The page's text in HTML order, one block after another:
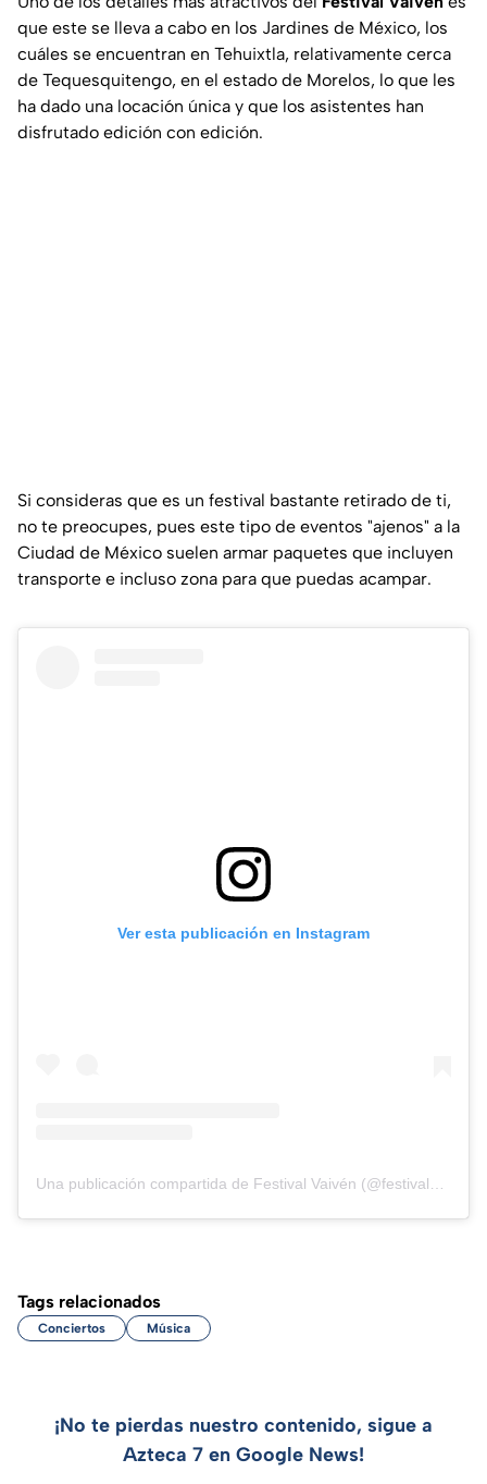
que este se lleva a cabo en los Jardines de México, los
cuáles se encuentran en Tehuixtla, relativamente cerca
de Tequesquitengo, en el estado de Morelos, lo que les
ha dado una locación única y que los asistentes han
disfrutado edición con edición.
Si consideras que es un festival bastante retirado de ti,
no te preocupes, pues este tipo de eventos "ajenos" a la
Ciudad de México suelen armar paquetes que incluyen
transporte e incluso zona para que puedas acampar.
Ver esta publicación en Instagram
Tags relacionados
Conciertos Música
¡No te pierdas nuestro contenido, sigue a
Azteca 7 en Google News!